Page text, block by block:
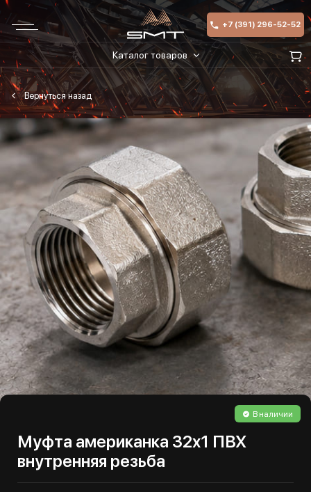
+7 (391) 296-52-52
Каталог товаров
В наличии
Муфта американка 32х1 ПВХ
внутренняя резьба